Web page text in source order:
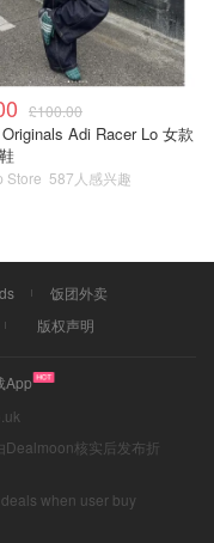
£100.00
Adi Racer Lo 女款
Store 587人感兴趣
饭团外卖
版权声明
App
Dealmoon核实后发布折
when user buy